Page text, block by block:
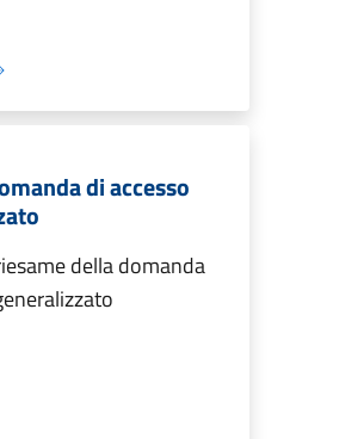
di accesso
della domanda